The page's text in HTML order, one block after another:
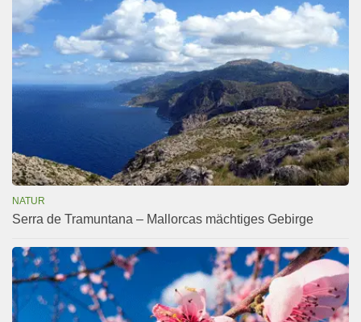
NATUR
Serra de Tramuntana – Mallorcas mächtiges Gebirge